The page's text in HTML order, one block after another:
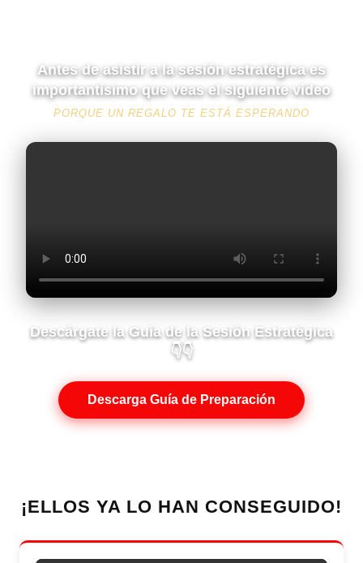
Antes de asistir a la sesión estratégica es
importantísimo que veas el siguiente vídeo
PORQUE UN REGALO TE ESTÁ ESPERANDO
Descárgate la Guía de la Sesión Estratégica
👇👇
Descarga Guía de Preparación
¡ELLOS YA LO HAN CONSEGUIDO!